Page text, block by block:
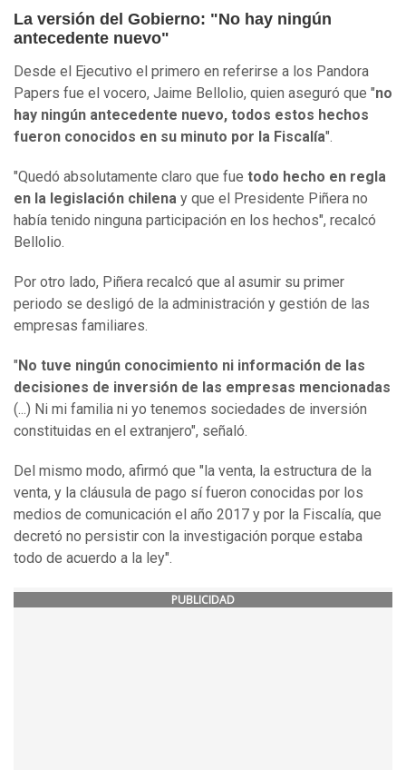
La versión del Gobierno: "No hay ningún
antecedente nuevo"
Desde el Ejecutivo el primero en referirse a los Pandora
Papers fue el vocero, Jaime Bellolio, quien aseguró que "no
hay ningún antecedente nuevo, todos estos hechos
fueron conocidos en su minuto por la Fiscalía".
"Quedó absolutamente claro que fue todo hecho en regla
en la legislación chilena y que el Presidente Piñera no
había tenido ninguna participación en los hechos", recalcó
Bellolio.
Por otro lado, Piñera recalcó que al asumir su primer
periodo se desligó de la administración y gestión de las
empresas familiares.
" No tuve ningún conocimiento ni información de las
decisiones de inversión de las empresas mencionadas
(...) Ni mi familia ni yo tenemos sociedades de inversión
constituidas en el extranjero", señaló.
Del mismo modo, afirmó que "la venta, la estructura de la
venta, y la cláusula de pago sí fueron conocidas por los
medios de comunicación el año 2017 y por la Fiscalía, que
decretó no persistir con la investigación porque estaba
todo de acuerdo a la ley".
PUBLICIDAD